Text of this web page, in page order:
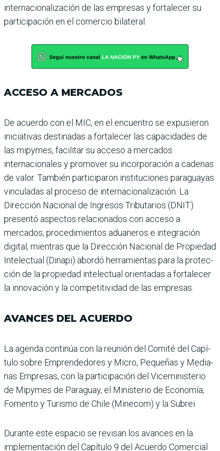
internacionalización de las empresas y fortalecer su
participación en el comercio bilateral.
ACCESO A MERCADOS
De acuerdo con el MIC, en el encuentro se expusieron
ini­ciativas destinadas a forta­lecer las capacidades de
las mipymes, facilitar su acceso a mercados
internacionales y promover su incorporación a cadenas
de valor. También participaron instituciones paraguayas
vinculadas al proceso de internacionali­zación. La
Dirección Nacio­nal de Ingresos Tributarios (DNIT)
presentó aspec­tos relacionados con acceso a
mercados, procedimien­tos aduaneros e integración
digital, mientras que la Direc­ción Nacional de Propiedad
Intelectual (Dinapi) abordó herramientas para la protec­
ción de la propiedad intelec­tual orientadas a fortalecer
la innovación y la competiti­vidad de las empresas.
AVANCES DEL ACUERDO
La agenda continúa con la reunión del Comité del Capí­
tulo sobre Emprendedores y Micro, Pequeñas y Media­
nas Empresas, con la parti­cipación del Viceministerio
de Mipymes de Paraguay, el Ministerio de Economía,
Fomento y Turismo de Chile (Minecom) y la Subrei.
Durante este espacio se revi­san los avances en la
imple­mentación del Capítulo 9 del Acuerdo Comercial